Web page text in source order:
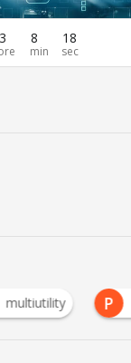
3 8 17
multiutility P